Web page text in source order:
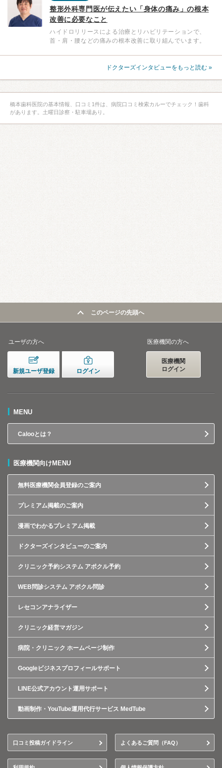
整形外科専門医が伝えたい「身体の痛み」の根本
改善に必要なこと
ハイドロリリースによる治療とリハビリテーションで、
首・肩・腰などの痛みの根本改善に取り組んでいます。
ドクターズインタビューをもっと読む »
橋本歯科医院の基本情報、口コミ1件は、病院口コミ検索カルーでチェック！歯科
があります。土曜日診察・駐車場あり。
このページの先頭へ
ユーザの方へ
新規ユーザ登録 ログイン
医療機関の方へ
医療機関
ログイン
MENU
Calooとは？
医療機関向けMENU
無料医療機関会員登録のご案内
プレミアム掲載のご案内
漫画でわかるプレミアム掲載
ドクターズインタビューのご案内
クリニック予約システム アポクル予約
WEB問診システム アポクル問診
レセコンアナライザー
クリニック経営マガジン
病院・クリニック ホームページ制作
Googleビジネスプロフィールサポート
LINE公式アカウント運用サポート
動画制作・YouTube運用代行サービス MedTube
口コミ投稿ガイドライン よくあるご質問（FAQ）